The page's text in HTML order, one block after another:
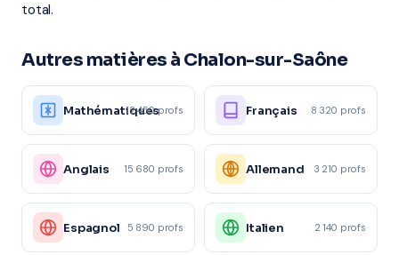
total.
Autres matières à Chalon-sur-Saône
Mathématiques
12 450 profs Français 8 320 profs
Anglais 15 680 profs Allemand 3 210 profs
Espagnol 5 890 profs Italien 2 140 profs